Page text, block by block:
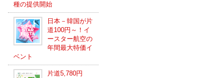
種の提供開始
日本－韓国が片
道100円～！イ
ースター航空の
年間最大特価イ
ベント
片道5,780円